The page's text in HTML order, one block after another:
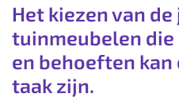
Het kiezen van
tuinmeubelen
en behoeften
taak zijn.